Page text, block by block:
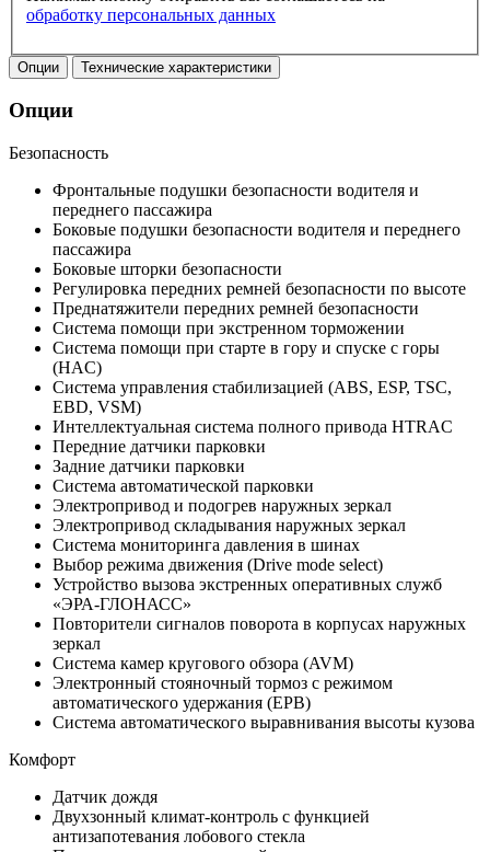
обработку персональных данных
Опции Технические характеристики
Опции
Безопасность
Фронтальные подушки безопасности водителя и
переднего пассажира
Боковые подушки безопасности водителя и переднего
пассажира
Боковые шторки безопасности
Регулировка передних ремней безопасности по высоте
Преднатяжители передних ремней безопасности
Система помощи при экстренном торможении
Система помощи при старте в гору и спуске с горы
(HAC)
Система управления стабилизацией (ABS, ESP, TSC,
EBD, VSM)
Интеллектуальная система полного привода HTRAC
Передние датчики парковки
Задние датчики парковки
Система автоматической парковки
Электропривод и подогрев наружных зеркал
Электропривод складывания наружных зеркал
Система мониторинга давления в шинах
Выбор режима движения (Drive mode select)
Устройство вызова экстренных оперативных служб
«ЭРА-ГЛОНАСС»
Повторители сигналов поворота в корпусах наружных
зеркал
Система камер кругового обзора (AVM)
Электронный стояночный тормоз с режимом
автоматического удержания (EPB)
Система автоматического выравнивания высоты кузова
Комфорт
Датчик дождя
Двухзонный климат-контроль с функцией
антизапотевания лобового стекла